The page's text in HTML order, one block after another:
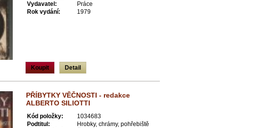
Vydavatel:
Práce
Rok vydání:
1979
Koupit Detail
PŘÍBYTKY VĚČNOSTI - redakce
ALBERTO SILIOTTI
Kód položky:
1034683
Podtitul:
Hrobky, chrámy, pohřebiště